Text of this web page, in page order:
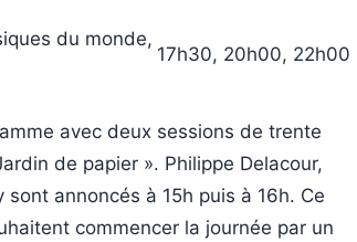
du monde,
17h30, 20h00, 22h00
avec deux sessions de trente
de papier ». Philippe Delacour,
annoncés à 15h puis à 16h. Ce
commencer la journée par un